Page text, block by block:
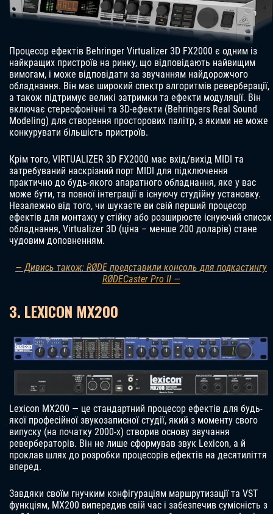
Процесор ефектів Behringer Virtualizer 3D FX2000 є одним із
найкращих пристроїв на ринку, що відповідають найвищим
вимогам, і може відповідати за звучанням найдорожчого
обладнання. Він має широкий спектр алгоритмів реверберації,
а також підтримує великі затримки та ефекти модуляції. Він
включає стереофонічні та 3D-ефекти (Behringers Real Sound
Modeling) для створення просторових палітр, з якими не може
конкурувати більшість пристроїв.
Крім того, VIRTUALIZER 3D FX2000 має вхід/вихід MIDI та
затребуваний наскрізний порт MIDI для підключення
практично до будь-якого апаратного обладнання, яке у вас
може бути, та повної інтеграції в існуючу студійну установку.
Незалежно від того, чи шукаєте ви свій перший процесор
ефектів для монтажу у стійку або розширюєте існуючий список
обладнання, Virtualizer 3D (ціна – менше 200 доларів) стане
чудовим доповненням.
— Дивись також: RØDE представили консоль для подкастингу
RØDECaster Pro II —
3. LEXICON MX200
Lexicon MX200 — це стандартний процесор ефектів для будь-
якої професійної звукозаписної студії, який з моменту свого
випуску (на початку 2000-х) створив основу звучання
ревербераторів. Він не лише сформував звук Lexicon, а й
проклав шлях до розробки процесорів ефектів на десятиліття
вперед.
Завдяки своїм гнучким конфігураціям маршрутизації та VST
функціям, MX200 випередив свій час і забезпечив сумісність з